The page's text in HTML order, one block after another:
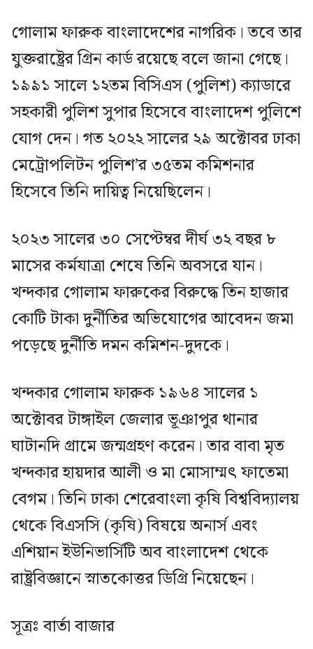
গোলাম ফারুক বাংলাদেশের নাগরিক। তবে তার
যুক্তরাষ্ট্রের গ্রিন কার্ড রয়েছে বলে জানা গেছে।
১৯৯১ সালে ১২তম বিসিএস (পুলিশ) ক্যাডারে
সহকারী পুলিশ সুপার হিসেবে বাংলাদেশ পুলিশে
যোগ দেন। গত ২০২২ সালের ২৯ অক্টোবর ঢাকা
মেট্রোপলিটন পুলিশ’র ৩৫তম কমিশনার
হিসেবে তিনি দায়িত্ব নিয়েছিলেন।
২০২৩ সালের ৩০ সেপ্টেম্বর দীর্ঘ ৩২ বছর ৮
মাসের কর্মযাত্রা শেষে তিনি অবসরে যান।
খন্দকার গোলাম ফারুকের বিরুদ্ধে তিন হাজার
কোটি টাকা দুর্নীতির অভিযোগের আবেদন জমা
পড়েছে দুর্নীতি দমন কমিশন-দুদকে।
খন্দকার গোলাম ফারুক ১৯৬৪ সালের ১
অক্টোবর টাঙ্গাইল জেলার ভূঞাপুর থানার
ঘাটানদি গ্রামে জন্মগ্রহণ করেন। তার বাবা মৃত
খন্দকার হায়দার আলী ও মা মোসাম্মৎ ফাতেমা
বেগম। তিনি ঢাকা শেরেবাংলা কৃষি বিশ্ববিদ্যালয়
থেকে বিএসসি (কৃষি) বিষয়ে অনার্স এবং
এশিয়ান ইউনিভার্সিটি অব বাংলাদেশ থেকে
রাষ্ট্রবিজ্ঞানে স্নাতকোত্তর ডিগ্রি নিয়েছেন।
সূত্রঃ বার্তা বাজার